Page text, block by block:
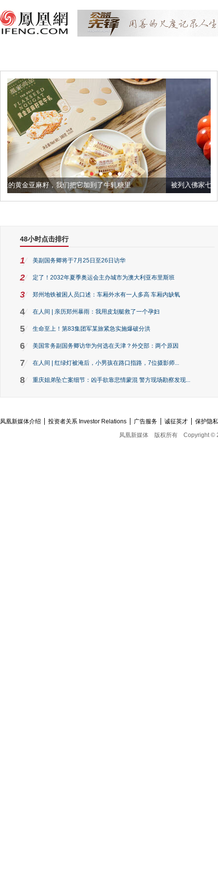
它加到了牛轧糖里 被列入佛家七宝的它到底有多美？
48小时点击排行
1 美副国务卿将于7月25日至26日访华
2 定了！2032年夏季奥运会主办城市为澳大利亚布里斯班
3 郑州地铁被困人员口述：车厢外水有一人多高 车厢内缺氧
4 在人间 | 亲历郑州暴雨：我用皮划艇救了一个孕妇
5 生命至上！第83集团军某旅紧急实施爆破分洪
6 美国常务副国务卿访华为何选在天津？外交部：两个原因
7 在人间 | 红绿灯被淹后，小男孩在路口指路，7位摄影师...
8 重庆姐弟坠亡案细节：凶手欲靠悲情蒙混 警方现场勘察发现...
凤凰新媒体介绍 投资者关系 Investor Relations 广告服务 诚征英才
保护隐
凤凰新媒体
版权所有 Copyright ©